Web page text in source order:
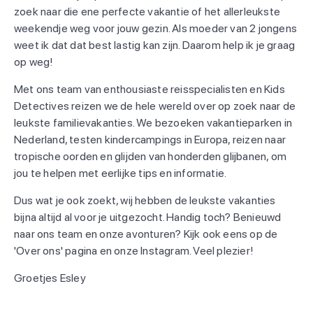
zoek naar die ene perfecte vakantie of het allerleukste
weekendje weg voor jouw gezin. Als moeder van 2 jongens
weet ik dat dat best lastig kan zijn. Daarom help ik je graag
op weg!
Met ons team van enthousiaste reisspecialisten en Kids
Detectives reizen we de hele wereld over op zoek naar de
leukste familievakanties. We bezoeken vakantieparken in
Nederland, testen kindercampings in Europa, reizen naar
tropische oorden en glijden van honderden glijbanen, om
jou te helpen met eerlijke tips en informatie.
Dus wat je ook zoekt, wij hebben de leukste vakanties
bijna altijd al voor je uitgezocht. Handig toch? Benieuwd
naar ons team en onze avonturen? Kijk ook eens op de
'Over ons' pagina en onze Instagram. Veel plezier!
Groetjes Esley